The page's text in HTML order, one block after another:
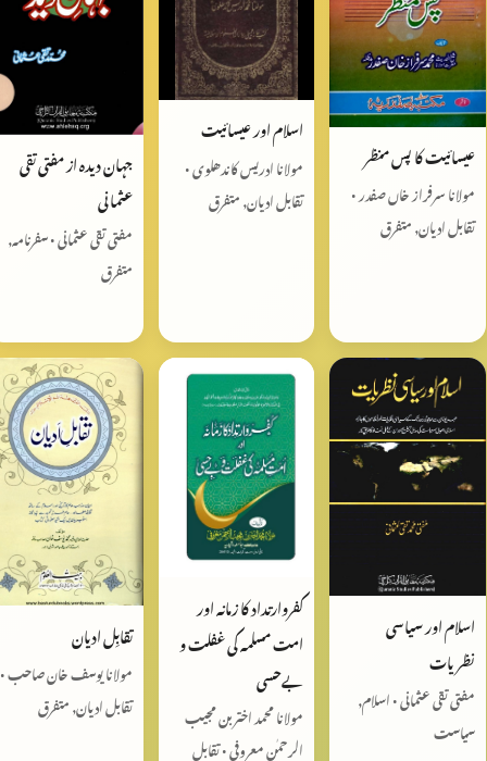
عیسائیت کا پس منظر
مولانا سرفراز خاں صفدر •
تقابل ادیان, متفرق
اسلام اور عیسائیت
مولانا ادریس کاندھلوی •
تقابل ادیان, متفرق
جہان دیدہ از مفتی تقی
عثمانی
مفتی تقی عثمانی • سفرنامہ,
متفرق
اسلام اور سیاسی
نظریات
مفتی تقی عثمانی • اسلام,
سیاست
کفروارتداد کا زمانہ اور
امت مسلمہ کی غفلت و
بےحسی
مولانا محمد اختر بن مجیب
الرحمٰن معروفی • تقابل
تقابِل ادیان
مولانا یوسف خان صاحب •
تقابل ادیان, متفرق